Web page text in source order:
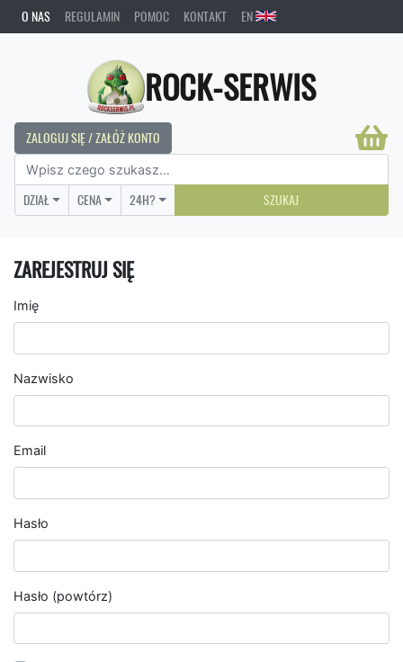
O NAS REGULAMIN POMOC KONTAKT EN
ROCK-SERWIS
ZALOGUJ SIĘ / ZAŁÓŻ KONTO
DZIAŁ CENA 24H? SZUKAJ
ZAREJESTRUJ SIĘ
Imię
Nazwisko
Email
Hasło
Hasło (powtórz)